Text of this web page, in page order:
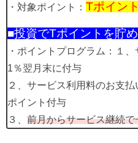
・対象ポイント： Tポイン
■投資でTポイントを貯
・ポイントプログラム：１
1％翌月末に付与
２、サービス利用料のお支
ポイント付与
３、 前月からサービス継続